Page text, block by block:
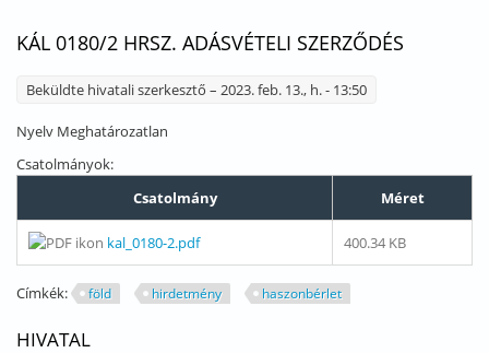
KÁL 0180/2 HRSZ. ADÁSVÉTELI SZERZŐDÉS
Beküldte hivatali szerkesztő – 2023. feb. 13., h. - 13:50
Nyelv Meghatározatlan
Csatolmányok:
Csatolmány
Méret
kal_0180-2.pdf 400.34 KB
Címkék: föld hirdetmény haszonbérlet
HIVATAL